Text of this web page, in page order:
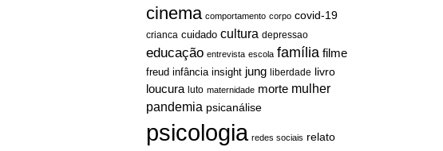
cinema comportamento corpo covid-19
crianca cuidado cultura depressao
educação entrevista escola família filme
freud infância insight jung liberdade livro
loucura luto maternidade morte mulher
pandemia psicanálise
psicologia redes sociais relato